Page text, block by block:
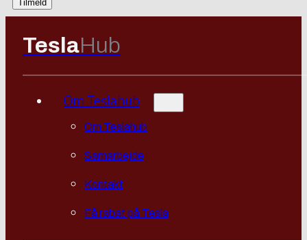
TeslaHub
Om Teslahub
Om Teslahub
Samarbejde
Kontakt
Få rabat på Tesla